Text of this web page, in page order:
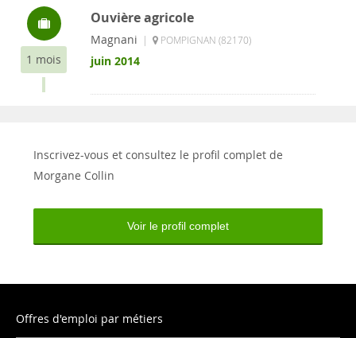
1 mois
Ouvière agricole
Magnani | POMPIGNAN (82170)
juin 2014
Inscrivez-vous et consultez le profil complet de
Morgane Collin
Voir le profil complet
Offres d'emploi par métiers